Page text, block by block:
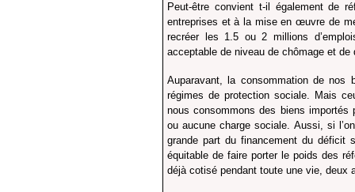
Peut-être convient t-il également de
entreprises et à la mise en œuvre de
recréer les 1.5 ou 2 millions
acceptable de niveau de chômage et
Auparavant, la consommation de nos
régimes de protection sociale. Mais
nous consommons des biens importés
ou aucune charge sociale. Aussi, si
grande part du financement du déficit
équitable de faire porter le poids des
déjà cotisé pendant toute une vie,